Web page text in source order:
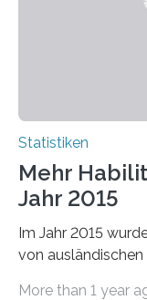
Statistiken
Mehr
Jahr 2015
Im Jahr 2015
von
More than 1 year